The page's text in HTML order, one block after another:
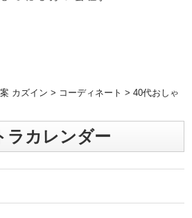
カズイン > コーディネート >40代おしゃ
ラカレンダー